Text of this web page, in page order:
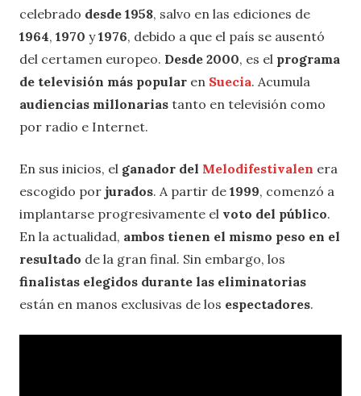
celebrado desde 1958, salvo en las ediciones de
1964, 1970 y1976, debido a que el país se ausentó
del certamen europeo. Desde 2000, es el programa
de televisión más popular en Suecia. Acumula
audiencias millonarias tanto en televisión como
por radio e Internet.
En sus inicios, el ganador del Melodifestivalen era
escogido por jurados. A partir de 1999, comenzó a
implantarse progresivamente el voto del público.
En la actualidad, ambos tienen el mismo peso en el
resultado de la gran final. Sin embargo, los
finalistas elegidos durante las eliminatorias
están en manos exclusivas de los espectadores.